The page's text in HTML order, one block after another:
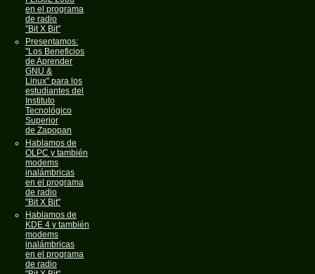
en el programa
de radio
"Bit X Bit"
Presentamos:
"Los Beneficios
de Aprender
GNU &
Linux" para los
estudiantes del
Instituto
Tecnológico
Superior
de Zapopan
Hablamos de
OLPC y también
modems
inalámbricas
en el programa
de radio
"Bit X Bit"
Hablamos de
KDE 4 y también
modems
inalámbricas
en el programa
de radio